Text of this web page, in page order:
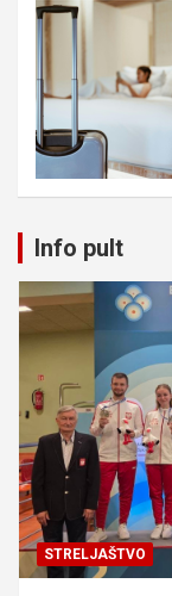
Info pult
STRELJAŠTVO